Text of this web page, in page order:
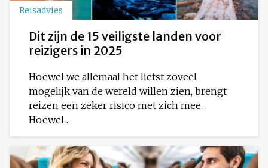
Reisadvies
Dit zijn de 15 veiligste landen voor
reizigers in 2025
Hoewel we allemaal het liefst zoveel
mogelijk van de wereld willen zien, brengt
reizen een zeker risico met zich mee.
Hoewel...